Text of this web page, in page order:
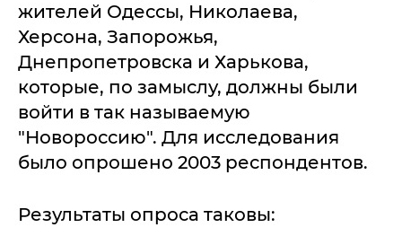
жителей Одессы, Николаева,
Херсона, Запорожья,
Днепропетровска и Харькова,
которые, по замыслу, должны были
войти в так называемую
"Новороссию". Для исследования
было опрошено 2003 респондентов.
Результаты опроса таковы: